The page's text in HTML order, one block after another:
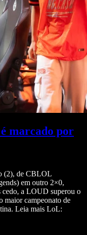
marcado por
(2), de CBLOL
em outro 2×0,
a LOUD superou o
maior campeonato de
Leia mais LoL: